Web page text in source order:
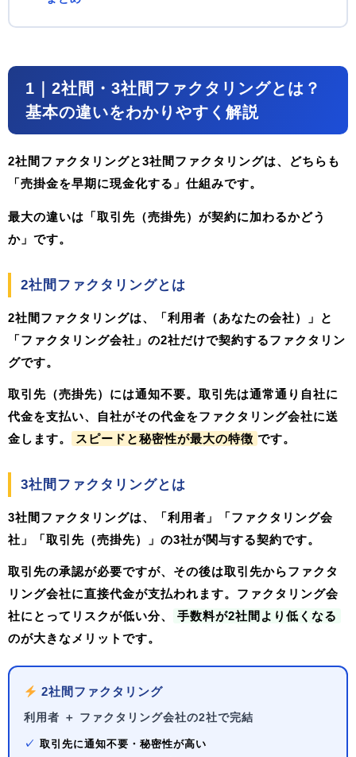
1｜2社間・3社間ファクタリングとは？
基本の違いをわかりやすく解説
2社間ファクタリングと3社間ファクタリングは、どちらも
「売掛金を早期に現金化する」仕組みです。
最大の違いは 「取引先（売掛先）が契約に加わるかどう
か」 です。
2社間ファクタリングとは
2社間ファクタリングは、
「利用者（あなたの会社）」と
「ファクタリング会社」の2社だけで契約するファクタリン
グです。
取引先（売掛先）には通知不要。取引先は通常通り自社に
代金を支払い、自社がその代金をファクタリング会社に送
金します。
スピードと秘密性が最大の特徴 です。
3社間ファクタリングとは
3社間ファクタリングは、
「利用者」「ファクタリング会
社」「取引先（売掛先）」の3社が関与する契約です。
取引先の承認が必要ですが、その後は取引先からファクタ
リング会社に直接代金が支払われます。ファクタリング会
社にとってリスクが低い分、
手数料が2社間より低くなる
のが大きなメリットです。
2社間ファクタリング
利用者 ＋ ファクタリング会社の2社で完結
✓ 取引先に通知不要・秘密性が高い